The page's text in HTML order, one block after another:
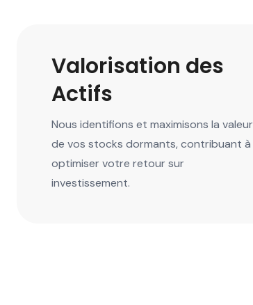
Valorisation des
Actifs
Nous identifions et maximisons la valeur
de vos stocks dormants, contribuant à
optimiser votre retour sur
investissement.